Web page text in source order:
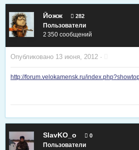
Йожж 282
Пользователи
2 350 сообщений
Опубликовано 13 июня, 2012 ·
http://forum.velokamensk.ru/
SlavKO_o 0
Пользователи